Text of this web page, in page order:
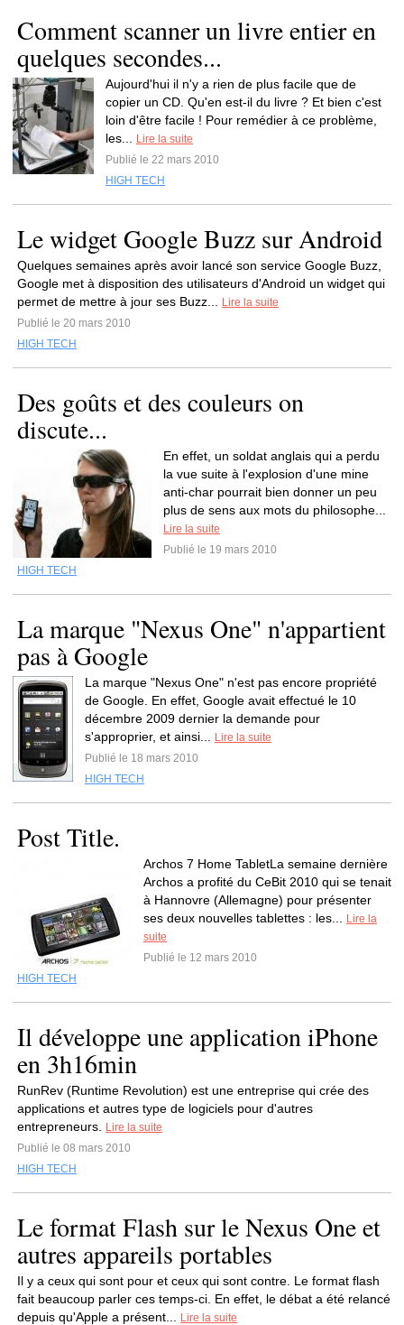
Comment scanner un livre entier en
quelques secondes...
Aujourd'hui il n'y a rien de plus facile que de
copier un CD. Qu'en est-il du livre ? Et bien c'est
loin d'être facile ! Pour remédier à ce problème,
les...
Lire la suite
Publié le 22 mars 2010
HIGH TECH
Le widget Google Buzz sur Android
Quelques semaines après avoir lancé son service Google Buzz,
Google met à disposition des utilisateurs d'Android un widget qui
permet de mettre à jour ses Buzz...
Lire la suite
Publié le 20 mars 2010
HIGH TECH
Des goûts et des couleurs on
discute...
En effet, un soldat anglais qui a perdu
la vue suite à l'explosion d'une mine
anti-char pourrait bien donner un peu
plus de sens aux mots du philosophe...
Lire la suite
Publié le 19 mars 2010
HIGH TECH
La marque "Nexus One" n'appartient
pas à Google
La marque "Nexus One" n'est pas encore propriété
de Google. En effet, Google avait effectué le 10
décembre 2009 dernier la demande pour
s'approprier, et ainsi...
Lire la suite
Publié le 18 mars 2010
HIGH TECH
Post Title.
Archos 7 Home TabletLa semaine dernière
Archos a profité du CeBit 2010 qui se tenait
à Hannovre (Allemagne) pour présenter
ses deux nouvelles tablettes : les...
Lire la
suite
Publié le 12 mars 2010
HIGH TECH
Il développe une application iPhone
en 3h16min
RunRev (Runtime Revolution) est une entreprise qui crée des
applications et autres type de logiciels pour d'autres
entrepreneurs.
Lire la suite
Publié le 08 mars 2010
HIGH TECH
Le format Flash sur le Nexus One et
autres appareils portables
Il y a ceux qui sont pour et ceux qui sont contre. Le format flash
fait beaucoup parler ces temps-ci. En effet, le débat a été relancé
depuis qu'Apple a présent...
Lire la suite